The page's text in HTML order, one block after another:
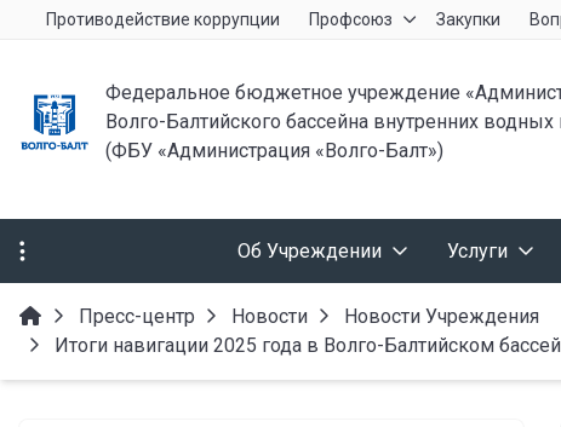
Противодействие коррупции Профсоюз Закупки
Федеральное бюджетное учреждение
Волго-Балтийского бассейна внутренних водных
(ФБУ «Администрация «Волго-Балт»)
Об Учреждении Услуги
Пресс-центр Новости
Новости Учреждения
Итоги навигации 2025 года в Волго-Балтийском